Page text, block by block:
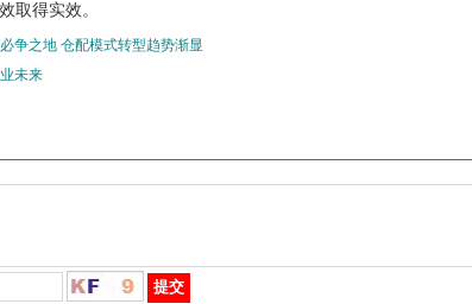
取得实效。
争之地 仓配模式转型趋势渐显
未来